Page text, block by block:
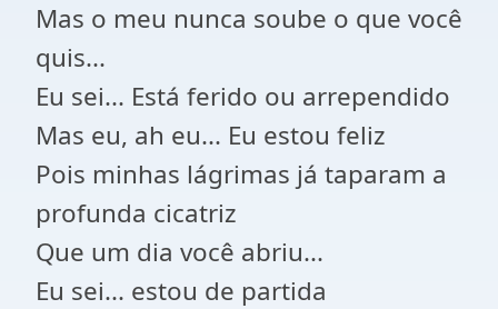
Mas o meu nunca soube o que você
quis...
Eu sei... Está ferido ou arrependido
Mas eu, ah eu... Eu estou feliz
Pois minhas lágrimas já taparam a
profunda cicatriz
Que um dia você abriu...
Eu sei... estou de partida